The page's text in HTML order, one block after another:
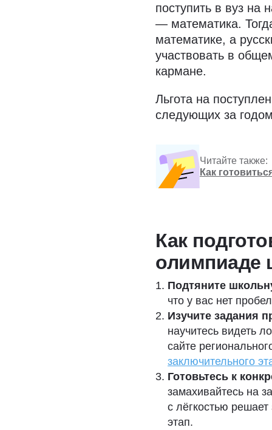
поступить в вуз на
— математика.
математике, а
участвовать в
кармане.
Льгота на
следующих за
Читайте также:
Как
Как
олимпиаде
Подтяните
что у вас нет
Изучите задания
научитесь видеть
сайте
заключительного
Готовьтесь к
замахивайтесь на
с лёгкостью
этап.